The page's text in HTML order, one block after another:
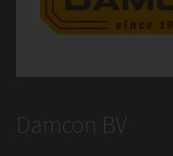
Damcon BV